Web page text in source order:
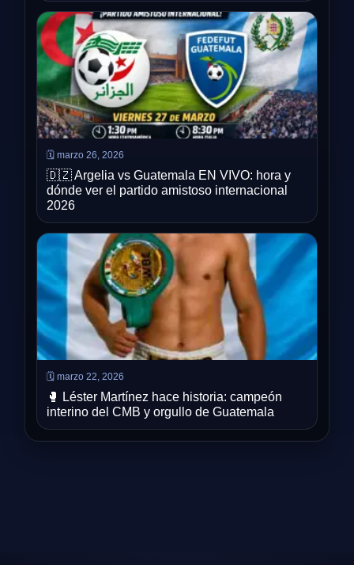
🗓️ marzo 26, 2026
🇩🇿 Argelia vs Guatemala EN VIVO: hora y
dónde ver el partido amistoso internacional
2026
🗓️ marzo 22, 2026
🥊 Léster Martínez hace historia: campeón
interino del CMB y orgullo de Guatemala